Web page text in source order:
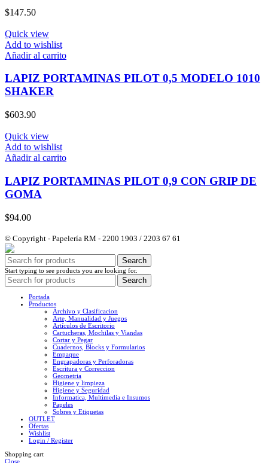
$147.50
Quick view
Add to wishlist
Añadir al carrito
LAPIZ PORTAMINAS PILOT 0,5 MODELO 1010
SHAKER
$603.90
Quick view
Add to wishlist
Añadir al carrito
LAPIZ PORTAMINAS PILOT 0,9 CON GRIP DE
GOMA
$94.00
© Copyright - Papelería RM - 2200 1903 / 2203 67 61
Search
Start typing to see products you are looking for.
Search
Portada
Productos
Archivo y Clasificacion
Arte, Manualidad y Juegos
Artículos de Escritorio
Cartucheras, Mochilas y Viandas
Cortar y Pegar
Cuadernos, Blocks y Formularios
Empaque
Engrapadoras y Perforadoras
Escritura y Correccion
Geometria
Higiene y limpieza
Higiene y Seguridad
Informatica, Multimedia e Insumos
Papeles
Sobres y Etiquetas
OUTLET
Ofertas
Wishlist
Login / Register
Shopping cart
Close